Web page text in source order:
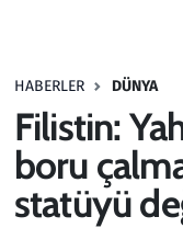
HABERLER DÜNYA
Filistin:
boru
statüyü
Haber
Kültür Sanat
Kurumsal